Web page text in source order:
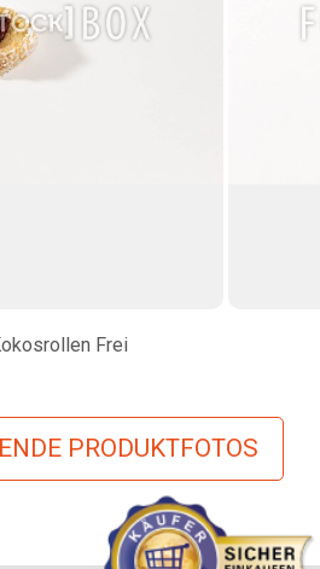
Frei
PRODUKTFOTOS